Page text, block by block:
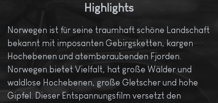
Highlights
Norwegen ist für seine traumhaft schöne Landschaft
bekannt mit imposanten Gebirgsketten, kargen
Hochebenen und atemberaubenden Fjorden.
Norwegen bietet Vielfalt, hat große Wälder und
waldlose Hochebenen, große Gletscher und hohe
Gipfel. Dieser Entspannungsfilm versetzt den